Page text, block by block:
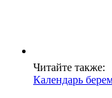
Читайте также:
Календарь